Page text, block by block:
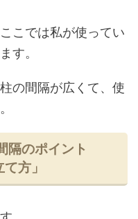
こでは私が使ってい
す。
の間隔が広くて、使
隔のポイント
方」